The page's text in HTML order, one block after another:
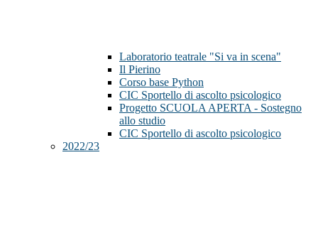
Laboratorio teatrale "Si va in scena"
Il Pierino
Corso base Python
CIC Sportello di ascolto psicologico
Progetto SCUOLA APERTA - Sostegno
allo studio
CIC Sportello di ascolto psicologico
2022/23